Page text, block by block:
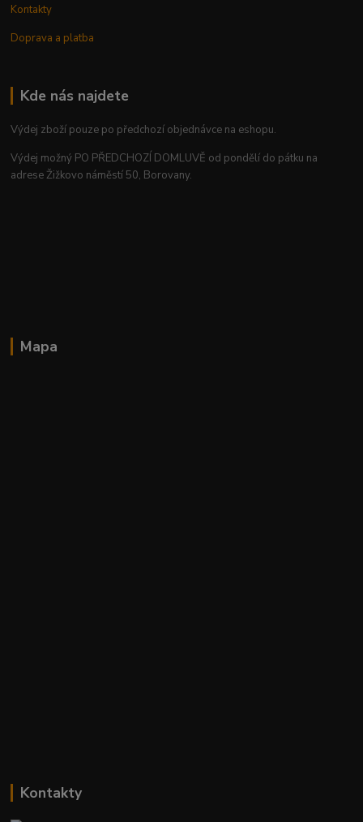
Kontakty
Doprava a platba
Kde nás najdete
Výdej zboží pouze po předchozí objednávce na eshopu.
Výdej možný PO PŘEDCHOZÍ DOMLUVĚ od pondělí do pátku na
adrese Žižkovo náměstí 50, Borovany.
Mapa
Kontakty